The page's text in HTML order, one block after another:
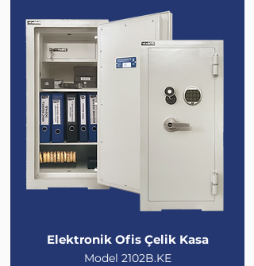
Elektronik Ofis Çelik Kasa
Model 2102B.KE